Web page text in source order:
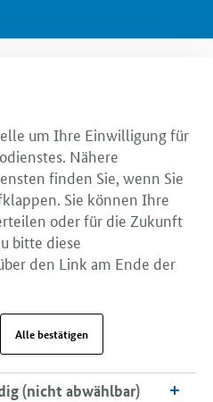
um Ihre Einwilligung für
Nähere
finden Sie, wenn Sie
Sie können Ihre
oder für die Zukunft
bitte diese
den Link am Ende der
Alle bestätigen
(nicht abwählbar)
(nicht abwählbar)